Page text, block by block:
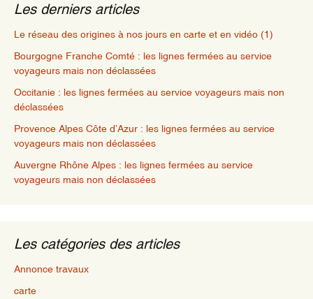
Les derniers articles
Le réseau des origines à nos jours en carte et en vidéo (1)
Bourgogne Franche Comté : les lignes fermées au service
voyageurs mais non déclassées
Occitanie : les lignes fermées au service voyageurs mais non
déclassées
Provence Alpes Côte d’Azur : les lignes fermées au service
voyageurs mais non déclassées
Auvergne Rhône Alpes : les lignes fermées au service
voyageurs mais non déclassées
Les catégories des articles
Annonce travaux
carte